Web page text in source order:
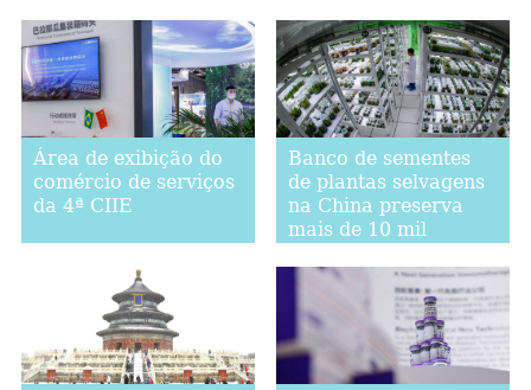
Área de exibição do
comércio de serviços
da 4ª CIIE
Banco de sementes
de plantas selvagens
na China preserva
mais de 10 mil